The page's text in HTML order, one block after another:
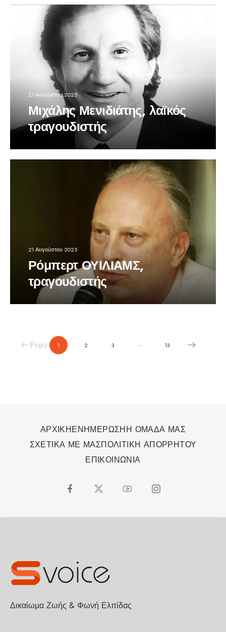
21 Αυγούστου 2025
Μιχάλης Μενιδιάτης, λαϊκός
τραγουδιστής
21 Αυγούστου 2025
Ρόμπερτ ΟΥΙΛΙΑΜΣ,
τραγουδιστής
Prev 1 2 3 … 13
ΑΡΧΙΚΗΕΝΗΜΕΡΩΣΗΗ ΟΜΑΔΑ ΜΑΣ
ΣΧΕΤΙΚΑ ΜΕ ΜΑΣΠΟΛΙΤΙΚΗ ΑΠΟΡΡΗΤΟΥ
ΕΠΙΚΟΙΝΩΝΙΑ
Δικαίωμα Ζωής & Φωνή Ελπίδας